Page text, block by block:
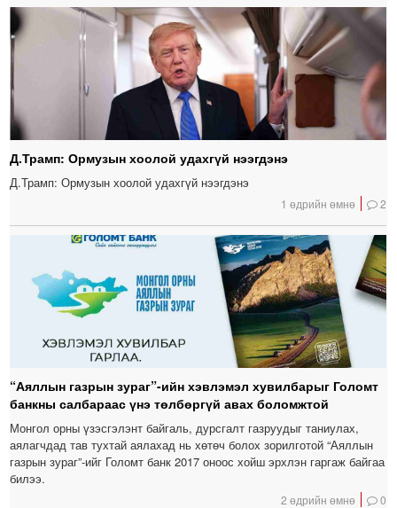
Д.Трамп: Ормузын хоолой удахгүй нээгдэнэ
Д.Трамп: Ормузын хоолой удахгүй нээгдэнэ
1 өдрийн өмнө 2
“Аяллын газрын зураг”-ийн хэвлэмэл хувилбарыг Голомт
банкны салбараас үнэ төлбөргүй авах боломжтой
Монгол орны үзэсгэлэнт байгаль, дурсгалт газруудыг таниулах,
аялагчдад тав тухтай аялахад нь хөтөч болох зорилготой “Аяллын
газрын зураг”-ийг Голомт банк 2017 оноос хойш эрхлэн гаргаж байгаа
билээ.
2 өдрийн өмнө 0